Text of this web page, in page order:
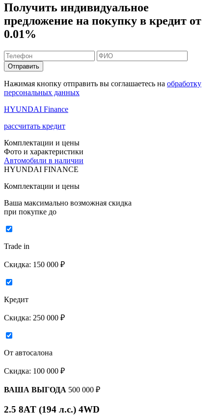
Получить индивидуальное
предложение на покупку в кредит от
0.01%
Отправить
Нажимая кнопку отправить вы соглашаетесь на обработку
персональных данных
HYUNDAI Finance
рассчитать кредит
Комплектации и цены
Фото и характеристики
Автомобили в наличии
HYUNDAI FINANCE
Комплектации и цены
Ваша максимально возможная скидка
при покупке до
Trade in
Скидка: 150 000 ₽
Кредит
Скидка: 250 000 ₽
От автосалона
Скидка: 100 000 ₽
ВАША ВЫГОДА 500 000 ₽
2.5 8AT (194 л.с.) 4WD